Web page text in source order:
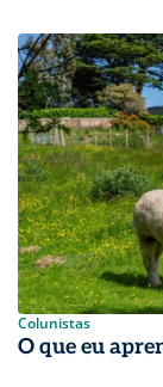
Colunistas
O que eu